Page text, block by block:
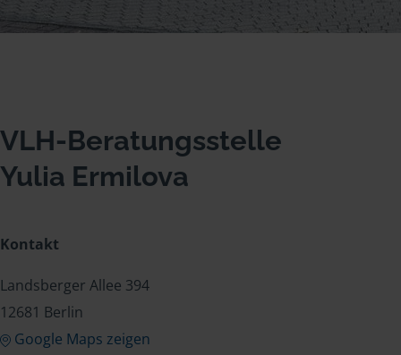
VLH-Beratungsstelle
Yulia Ermilova
Kontakt
Landsberger Allee 394
12681 Berlin
Google Maps zeigen